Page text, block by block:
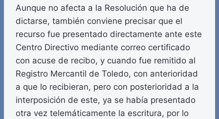
Aunque no afecta a la Resolución que ha de
dictarse, también conviene precisar que el
recurso fue presentado directamente ante este
Centro Directivo mediante correo certificado
con acuse de recibo, y cuando fue remitido al
Registro Mercantil de Toledo, con anterioridad
a que lo recibieran, pero con posterioridad a la
interposición de este, ya se había presentado
otra vez telemáticamente la escritura, por lo